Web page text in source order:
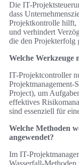
Die IT-
dass
Projektkontrolle hilft,
und verhindert
die den Projekterfolg
Welche
IT-Projektcontroller
Project), um
effektives
sind essenziell für
Welche Methoden
angewendet?
Im IT-